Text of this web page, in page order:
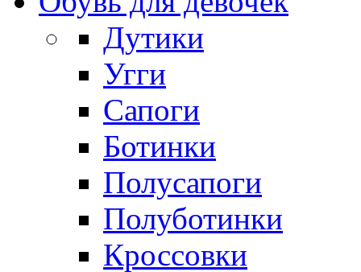
Дутики
Угги
Сапоги
Ботинки
Полусапоги
Полуботинки
Кроссовки